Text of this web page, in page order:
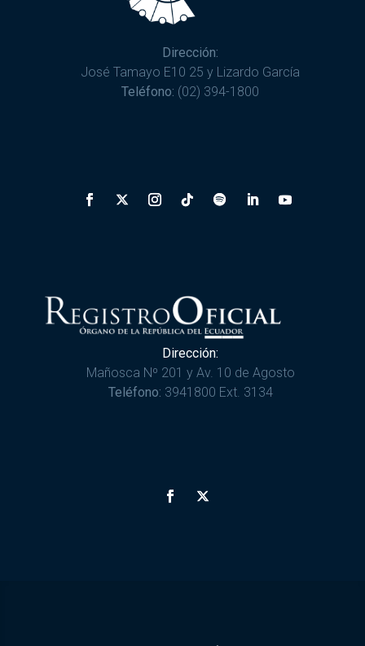
Dirección:
José Tamayo E10 25 y Lizardo García
Teléfono: (02) 394-1800
Dirección:
Mañosca Nº 201 y Av. 10 de Agosto
Teléfono: 3941800 Ext. 3134